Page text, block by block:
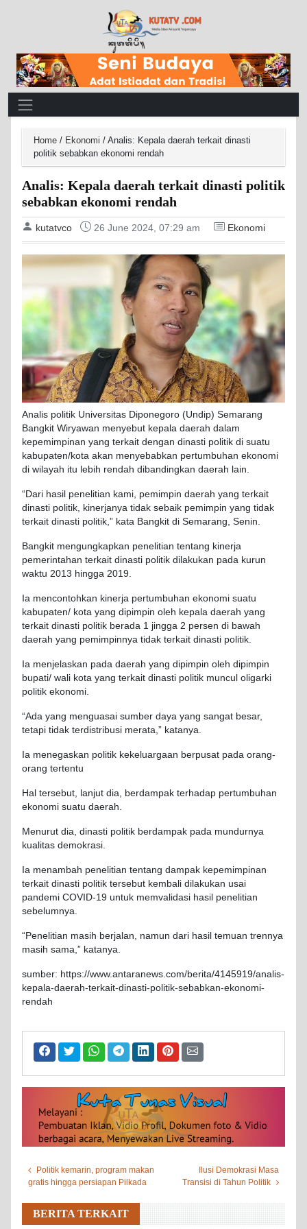
Main Navigation
Home / Ekonomi / Analis: Kepala daerah terkait dinasti
politik sebabkan ekonomi rendah
Analis: Kepala daerah terkait dinasti politik
sebabkan ekonomi rendah
kutatvco 26 June 2024, 07:29 am Ekonomi
Analis politik Universitas Diponegoro (Undip) Semarang
Bangkit Wiryawan menyebut kepala daerah dalam
kepemimpinan yang terkait dengan dinasti politik di suatu
kabupaten/kota akan menyebabkan pertumbuhan ekonomi
di wilayah itu lebih rendah dibandingkan daerah lain.
“Dari hasil penelitian kami, pemimpin daerah yang terkait
dinasti politik, kinerjanya tidak sebaik pemimpin yang tidak
terkait dinasti politik,” kata Bangkit di Semarang, Senin.
Bangkit mengungkapkan penelitian tentang kinerja
pemerintahan terkait dinasti politik dilakukan pada kurun
waktu 2013 hingga 2019.
Ia mencontohkan kinerja pertumbuhan ekonomi suatu
kabupaten/ kota yang dipimpin oleh kepala daerah yang
terkait dinasti politik berada 1 jingga 2 persen di bawah
daerah yang pemimpinnya tidak terkait dinasti politik.
Ia menjelaskan pada daerah yang dipimpin oleh dipimpin
bupati/ wali kota yang terkait dinasti politik muncul oligarki
politik ekonomi.
“Ada yang menguasai sumber daya yang sangat besar,
tetapi tidak terdistribusi merata,” katanya.
Ia menegaskan politik kekeluargaan berpusat pada orang-
orang tertentu
Hal tersebut, lanjut dia, berdampak terhadap pertumbuhan
ekonomi suatu daerah.
Menurut dia, dinasti politik berdampak pada mundurnya
kualitas demokrasi.
Ia menambah penelitian tentang dampak kepemimpinan
terkait dinasti politik tersebut kembali dilakukan usai
pandemi COVID-19 untuk memvalidasi hasil penelitian
sebelumnya.
“Penelitian masih berjalan, namun dari hasil temuan trennya
masih sama,” katanya.
sumber: https://www.antaranews.com/berita/4145919/analis-
kepala-daerah-terkait-dinasti-politik-sebabkan-ekonomi-
rendah
Politik kemarin, program makan
gratis hingga persiapan Pilkada
Ilusi Demokrasi Masa
Transisi di Tahun Politik
BERITA TERKAIT